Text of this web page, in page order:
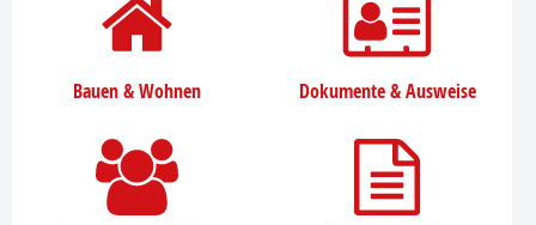
Bauen & Wohnen Dokumente & Ausweise